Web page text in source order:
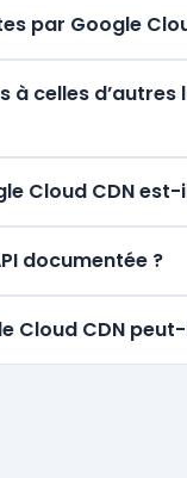
par Google
celles d’autres
Cloud CDN
documentée ?
Cloud CDN